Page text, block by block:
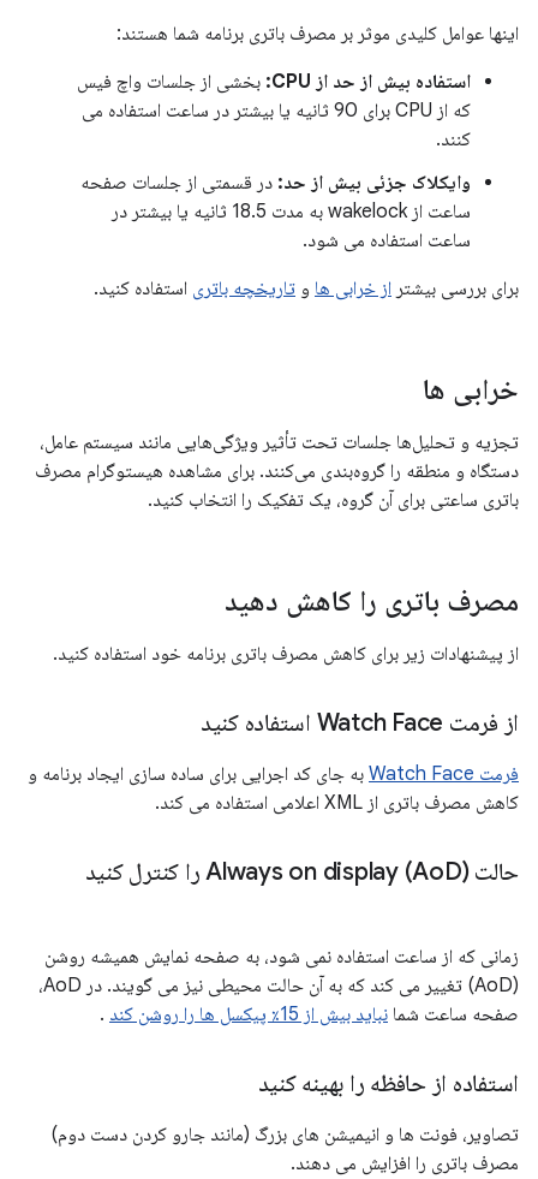
اینها عوامل کلیدی موثر بر مصرف باتری برنامه شما هستند:
استفاده بیش از حد از CPU:
بخشی از جلسات واچ فیس
که از CPU برای 90 ثانیه یا بیشتر در ساعت استفاده می
کنند.
وایکلاک جزئی بیش از حد: در قسمتی از جلسات صفحه
ساعت از wakelock به مدت 18.5 ثانیه یا بیشتر در
ساعت استفاده می شود.
برای بررسی بیشتر از خرابی ها و تاریخچه باتری استفاده کنید.
خرابی ها
تجزیه و تحلیل‌ها جلسات تحت تأثیر ویژگی‌هایی مانند سیستم عامل،
دستگاه و منطقه را گروه‌بندی می‌کنند. برای مشاهده هیستوگرام مصرف
باتری ساعتی برای آن گروه، یک تفکیک را انتخاب کنید.
مصرف باتری را کاهش دهید
از پیشنهادات زیر برای کاهش مصرف باتری برنامه خود استفاده کنید.
از فرمت Watch Face استفاده کنید
فرمت Watch Face
به جای کد اجرایی برای ساده سازی ایجاد برنامه و
کاهش مصرف باتری از XML اعلامی استفاده می کند.
حالت Always on display (AoD) را کنترل کنید
زمانی که از ساعت استفاده نمی شود، به صفحه نمایش همیشه روشن
(AoD) تغییر می کند که به آن حالت محیطی نیز می گویند. در AoD،
صفحه ساعت شما نباید بیش از 15٪ پیکسل ها را روشن کند .
استفاده از حافظه را بهینه کنید
تصاویر، فونت ها و انیمیشن های بزرگ (مانند جارو کردن دست دوم)
مصرف باتری را افزایش می دهند.